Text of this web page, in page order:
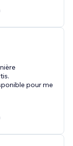
pour me